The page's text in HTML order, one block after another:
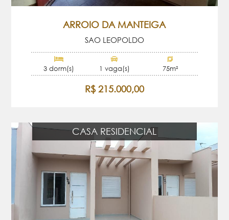
ARROIO DA MANTEIGA
SAO LEOPOLDO
3 dorm(s) 1 vaga(s) 75m²
R$ 215.000,00
CASA RESIDENCIAL